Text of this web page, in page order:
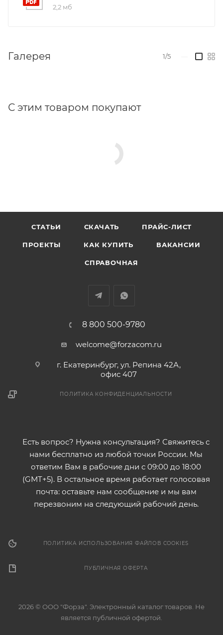
2,2 мб
Галерея 1/5
С этим товаром покупают
СТАТЬИ СКАЧАТЬ ПРАЙС-ЛИСТ
ПРОЕКТЫ КАК КУПИТЬ ВАКАНСИИ
СПРАВОЧНАЯ
8 800 500-9780
welcome@forzacom.ru
г. Екатеринбург, ул. Репина 42А,
офис 407
ПОЛИТИКА КОНФИДЕНЦИАЛЬНОСТИ
Есть вопрос? Нужна консультация? Свяжитесь с
нами бесплатно из любой точки России. Мы
ответим Вам в рабочие дни с 09:00 до 18:00
(GMT+5). В остальное время работает голосовая
почта: оставьте нам сообщение и мы вам
перезвоним на следующий рабочий день.
ПОЛИТИКА ИСПОЛЬЗОВАНИЯ ФАЙЛОВ COOKIES
ПУБЛИЧНАЯ ОФЕРТА
2026 © ООО "Форза". Электронный каталог товаров. Не
является публичной офертой.